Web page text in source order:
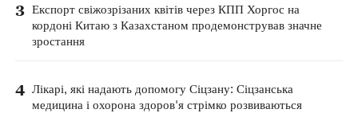
3 Експорт свіжозрізаних квітів через КПП Хоргос на
кордоні Китаю з Казахстаном продемонстрував значне
зростання
4 Лікарі, які надають допомогу Сіцзану: Сіцзанська
медицина і охорона здоров'я стрімко розвиваються